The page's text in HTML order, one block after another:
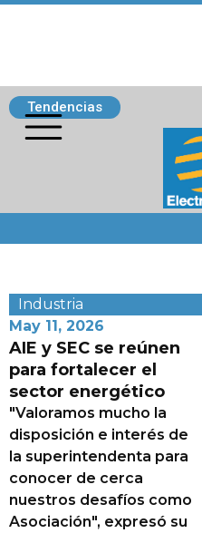
Tendencias
Industria
May 11, 2026
AIE y SEC se reúnen
para fortalecer el
sector energético
"Valoramos mucho la
disposición e interés de
la superintendenta para
conocer de cerca
nuestros desafíos como
Asociación", expresó su